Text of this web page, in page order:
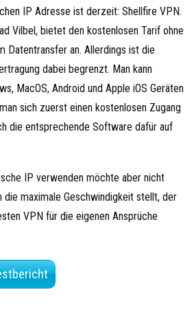
IP Adresse ist derzeit: Shellfire VPN.
Vilbel, bietet den kostenlosen Tarif ohne
Datentransfer an. Allerdings ist die
dabei begrenzt. Man kann
MacOS, Android und Apple iOS Geräten
sich zuerst einen kostenlosen Zugang
die entsprechende Software dafür auf
IP verwenden möchte aber nicht
die maximale Geschwindigkeit stellt, der
VPN für die eigenen Ansprüche